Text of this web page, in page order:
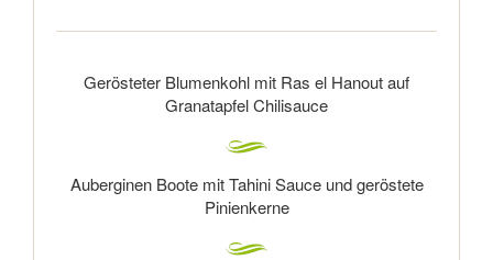
Gerösteter Blumenkohl mit Ras el Hanout auf
Granatapfel Chilisauce
Auberginen Boote mit Tahini Sauce und geröstete
Pinienkerne